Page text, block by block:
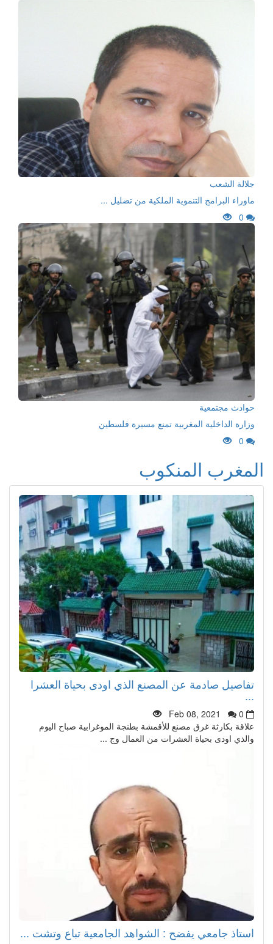
جلالة الشعب
ماوراء البرامج التنموية الملكية من تضليل ...
0
حوادث مجتمعية
وزارة الداخلية المغربية تمنع مسيرة فلسطين
0
المغرب المنكوب
تفاصيل صادمة عن المصنع الذي اودى بحياة العشرا
Feb 08, 2021
0
علاقة بكارثة غرق مصنع للأقمشة بطنجة الموغرابية صباح اليوم
والذي اودى بحياة العشرات من العمال وج ...
استاذ جامعي يفضح : الشواهد الجامعية تباع وتشت ...